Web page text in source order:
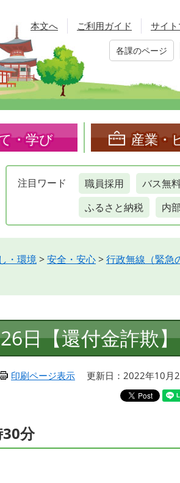
本文へ ご利用ガイド サイ
各課のページ
・学び 産業・
注目 ワード 職員採用 バス無
ふるさと納税
内
・環境>安全・安心>行政無線（緊急
日【還付金詐欺】
印刷ページ表示 更新日：2022年10月
分